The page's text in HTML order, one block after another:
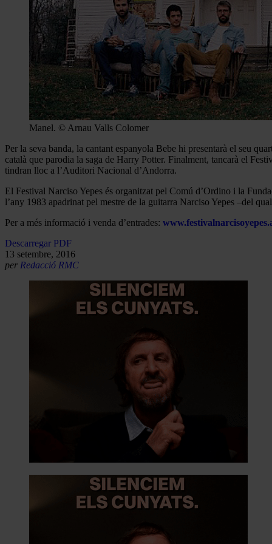
Manel. © Arnau Valls Colomer
Per la seva banda, la cantant espanyola Bebe hi presentarà el seu
català que parodia la saga de Harry Potter. Finalment, tancarà el
tindran lloc a l’Auditori Nacional d’Andorra.
El Festival Narciso Yepes és organitzat pel Comú d’Ordino i la
l’any 1983 apadrinat pel mestre de la guitarra Narciso Yepes –del
Per a més informació i venda d’entrades:
Descarregar PDF
13 setembre, 2016
per Redacció RMC